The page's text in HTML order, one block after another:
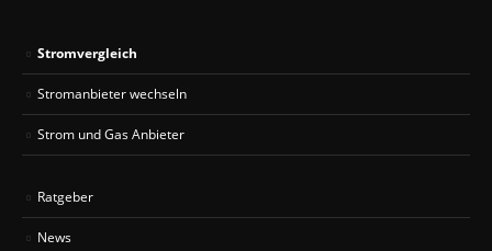
Stromvergleich
Stromanbieter wechseln
Strom und Gas Anbieter
Ratgeber
News